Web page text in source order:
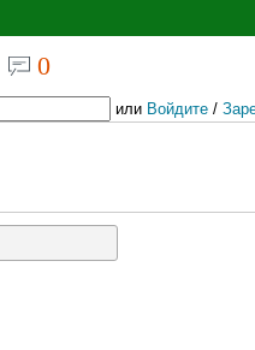
0
или Войдите /